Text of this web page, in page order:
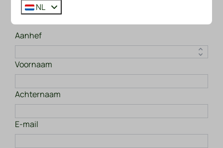
formulier. ⤵
Aanhef
Voornaam
Achternaam
E-mail
NL